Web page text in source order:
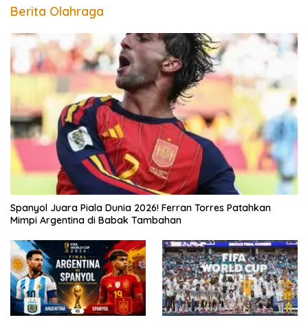
Berita Olahraga
Spanyol Juara Piala Dunia 2026! Ferran Torres Patahkan
Mimpi Argentina di Babak Tambahan